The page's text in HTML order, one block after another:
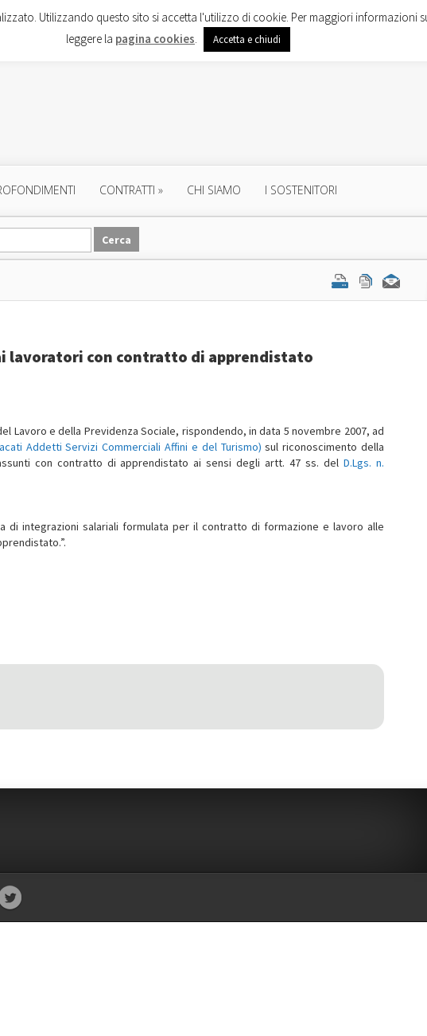
CONTRATTI » CHI SIAMO I SOSTENITORI
lavoratori con contratto di apprendistato
Lavoro e della Previdenza Sociale, rispondendo, in data 5 novembre 2007, ad
Addetti Servizi Commerciali Affini e del Turismo) sul riconoscimento della
con contratto di apprendistato ai sensi degli artt. 47 ss. delD.Lgs. n.
di integrazioni salariali formulata per il contratto di formazione e lavoro alle
Utilizzando questo sito si accetta l'utilizzo di cookie. Per maggiori informazioni
leggere la pagina cookies. Accetta e chiudi